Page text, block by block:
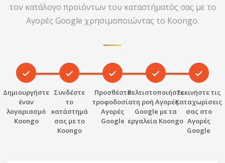
περιεχόμενο και ακριβείς σελίδες
προορισμού.
τον κατάλογο προϊόντων του καταστήματός σας με το
Αγορές Google χρησιμοποιώντας το Koongo.
Δημιουργήστε
έναν
λογαριασμό
Koongo
Συνδέστε
το
κατάστημά
σας με το
Koongo
Προσθέστε
τροφοδοσία
Αγορές
Google
Βελτιστοποιήστε
τη ροή Αγορές
Google με τα
εργαλεία Koongo
Ξεκινήστε τις
Καταχωρίσεις
σας στο
Αγορές
Google